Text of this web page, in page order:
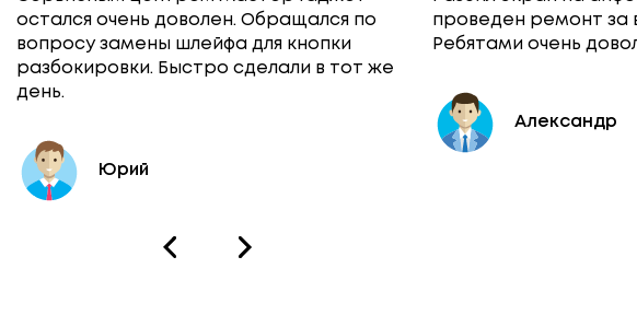
остался очень доволен. Обращался по
вопросу замены шлейфа для кнопки
разбокировки. Быстро сделали в тот же
день.
Юрий
проведен ремонт за
Ребятами очень
Александр